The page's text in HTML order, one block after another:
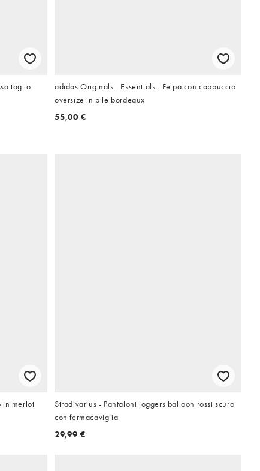
taglio
adidas Originals - Essentials - Felpa con cappuccio
oversize in pile bordeaux
55,00 €
in merlot
Stradivarius - Pantaloni joggers balloon rossi scuro
con fermacaviglia
29,99 €